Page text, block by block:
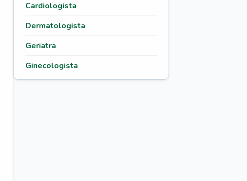
Cardiologista
Dermatologista
Geriatra
Ginecologista